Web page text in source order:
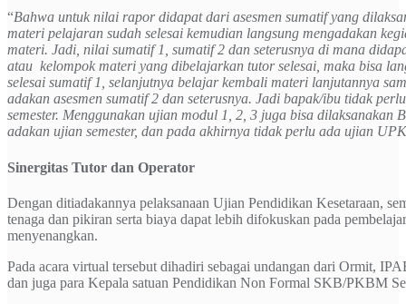
“Bahwa untuk nilai rapor didapat dari asesmen sumatif yang
materi pelajaran sudah selesai kemudian langsung mengadakan
materi. Jadi, nilai sumatif 1, sumatif 2 dan seterusnya di mana
atau kelompok materi yang dibelajarkan tutor selesai, maka bisa
selesai sumatif 1, selanjutnya belajar kembali materi lanjutannya
adakan asesmen sumatif 2 dan seterusnya. Jadi bapak/ibu tidak
semester. Menggunakan ujian modul 1, 2, 3 juga bisa dilaksanakan
adakan ujian semester, dan pada akhirnya tidak perlu ada ujian
Sinergitas Tutor dan Operator
Dengan ditiadakannya pelaksanaan Ujian Pendidikan Kesetaraan,
tenaga dan pikiran serta biaya dapat lebih difokuskan pada
menyenangkan.
Pada acara virtual tersebut dihadiri sebagai undangan dari Ormit,
dan juga para Kepala satuan Pendidikan Non Formal SKB/PKBM